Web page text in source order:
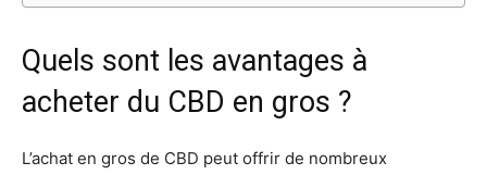
Quels sont les avantages à
acheter du CBD en gros ?
L’achat en gros de CBD peut offrir de nombreux